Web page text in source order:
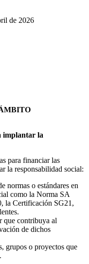
de 2026
implantar la
para financiar las
la responsabilidad social:
normas o estándares en
como la Norma SA
la Certificación SG21,
que contribuya al
de dichos
grupos o proyectos que